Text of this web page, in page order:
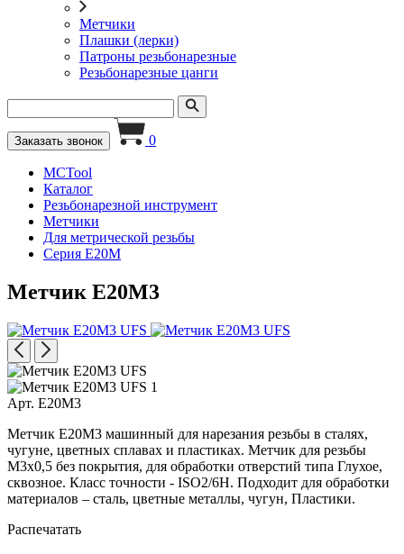
Метчики
Плашки (лерки)
Патроны резьбонарезные
Резьбонарезные цанги
Заказать звонок 0
MCTool
Каталог
Резьбонарезной инструмент
Метчики
Для метрической резьбы
Серия E20M
Метчик E20M3
Арт. E20M3
Метчик E20M3 машинный для нарезания резьбы в сталях,
чугуне, цветных сплавах и пластиках. Метчик для резьбы
M3x0,5 без покрытия, для обработки отверстий типа Глухое,
сквозное. Класс точности - ISO2/6H. Подходит для обработки
материалов – сталь, цветные металлы, чугун, Пластики.
Распечатать